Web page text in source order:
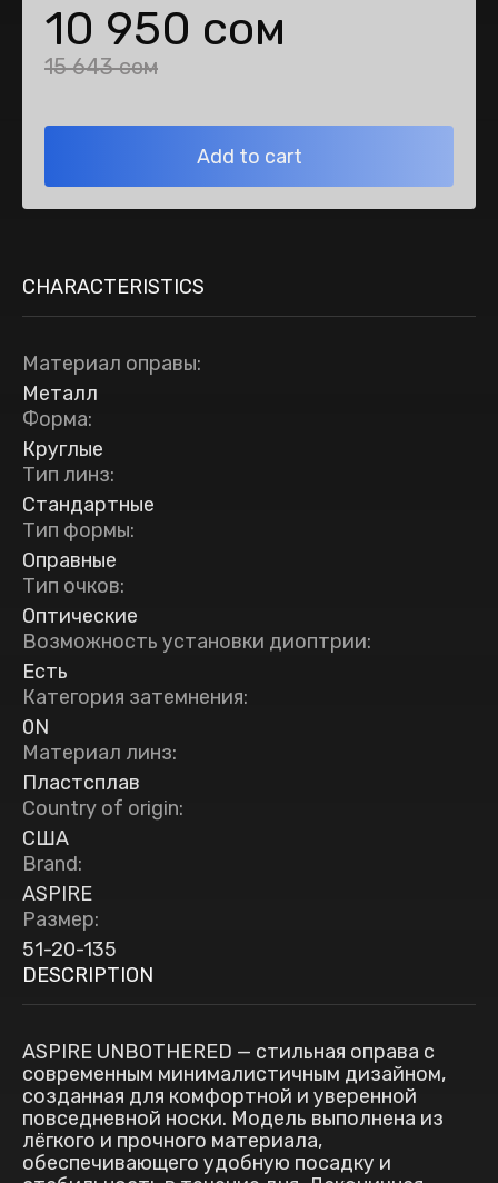
10 950 сом
15 643 сом
Add to cart
CHARACTERISTICS
Материал оправы:
Металл
Форма:
Круглые
Тип линз:
Стандартные
Тип формы:
Оправные
Тип очков:
Оптические
Возможность установки диоптрии:
Есть
Категория затемнения:
0N
Материал линз:
Пластсплав
Country of origin:
США
Brand:
ASPIRE
Размер:
51-20-135
DESCRIPTION
ASPIRE UNBOTHERED — стильная оправа с
современным минималистичным дизайном,
созданная для комфортной и уверенной
повседневной носки. Модель выполнена из
лёгкого и прочного материала,
обеспечивающего удобную посадку и